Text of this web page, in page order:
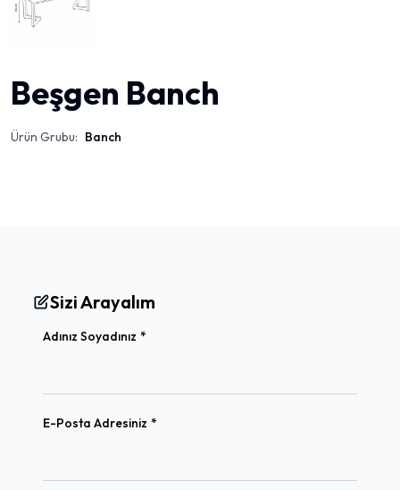
Beşgen Banch
Ürün Grubu: Banch
Sizi Arayalım
Adınız Soyadınız *
E-Posta Adresiniz *